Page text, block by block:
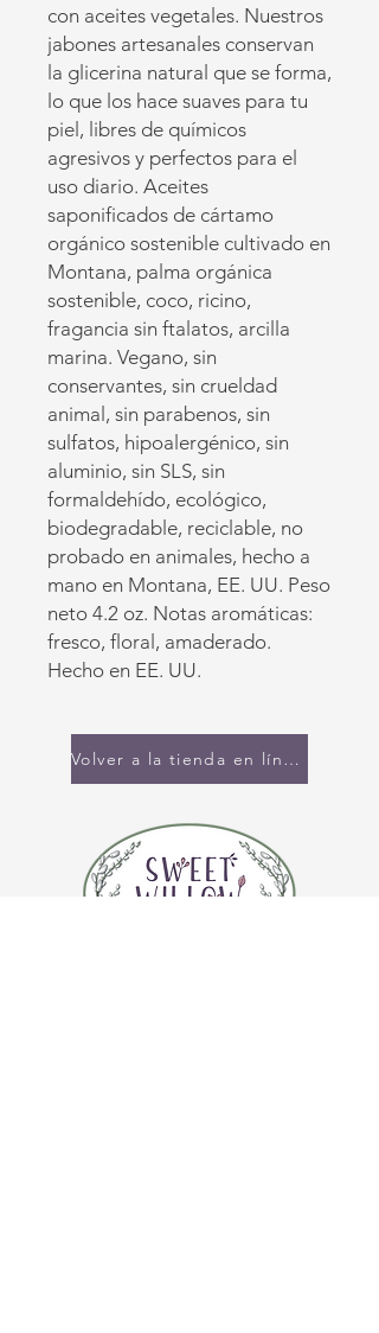
con aceites vegetales. Nuestros
jabones artesanales conservan
la glicerina natural que se forma,
lo que los hace suaves para tu
piel, libres de químicos
agresivos y perfectos para el
uso diario. Aceites
saponificados de cártamo
orgánico sostenible cultivado en
Montana, palma orgánica
sostenible, coco, ricino,
fragancia sin ftalatos, arcilla
marina. Vegano, sin
conservantes, sin crueldad
animal, sin parabenos, sin
sulfatos, hipoalergénico, sin
aluminio, sin SLS, sin
formaldehído, ecológico,
biodegradable, reciclable, no
probado en animales, hecho a
mano en Montana, EE. UU. Peso
neto 4.2 oz. Notas aromáticas:
fresco, floral, amaderado.
Hecho en EE. UU.
Volver a la tienda en línea